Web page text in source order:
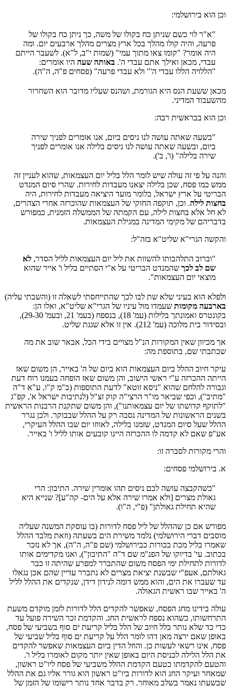
וכן הוא בירושלמי:
"א"ר לוי כשם שניתן כח בקולו של משה, כך ניתן כח בקולו של
פרעה, והיה קולו מהלך בכל ארץ מצרים מהלך ארבעים יום. ומה
היה אומר? "קומו צאו מתוך עמי" (שמות י"ב, ל"א). לשעבר הייתם
עבדי, מכאן ואילך אתם עבדי ה'. באותה שעה היו אומרים:
"הללויה הללו עבדי ה'" ולא עבדי פרעה" (פסחים פ"ה, ה"ה).
מכאן ששעת הנס היא הגורמת, ושהנס שעליו מדובר הוא השחרור
מהשעבוד המדיני.
וכן הוא בבראשית רבה:
"בשעה שאתה עושה לנו ניסים ביום, אנו אומרים לפניך שירה
ביום, ובשעה שאתה עושה לנו ניסים בלילה אנו אומרים לפניך
שירה בלילה" (ו', ב').
והנה על פי זה עולה שיש לומר הלל בליל יום העצמאות, שהוא לעניין זה
ממש כמו פסח, שכן בלילה יצאנו מעבדות לחירות. שהרי סיום המנדט
הבריטי על ארץ ישראל, כלומר מועד היציאה מעבדות לחירות, היה
בחצות לילה. וכן, תוקפה החוקי של העצמאות שהוכרזה אחרי הצהרים,
לא חל אלא בחצות לילה, עם הקמתה של הממשלה הזמנית, כמפורש
בדבריהם של מקימי המדינה במגילת העצמאות.
והקשה הגרי"א שליט"א בזה"ל:
"וברוב התלהבותו להשוות את ליל יום העצמאות לליל הסדר, לא
שם לב לכך שהמנדט הבריטי על א"י הסתיים בליל ו' אייר שהוא
מוצאי יום העצמאות".
ולפלא הוא בעיני שלא שת לבו לכך שהתייחסתי לשאלה זו (והשבתי עליה)
בארבעה מקומות שעמדו מול עיניו של הגרי"א שליט"א, ואלו הן:
בקונטרס ואמונתך בלילות (עמ' 18), בנספח (בעמ' 21, ובעמ' 29-30),
ובסידור בית מלוכה (עמ' 212). אין זו אלא שגגת שליט.
אך מכיוון שאין המקורות הנ"ל מצויים בידי הכל, אבאר שוב את מה
שכתבתי שם, בתוספת מה:
עיקר חיוב ההלל ביום העצמאות הוא ביום של ה' באייר, הן משום שאז
הייתה ההכרזה ע"י ראשי הישוב, והן משום שאז הופחה בעמנו רוח דעת
וגבורה להלחם שהוא "ניסא זוטא" לדעת התוספות (ב"מ ק"ו, ע"א ד"ה
"מתיב"), וכפי שביאר מו"ר הרצי"ה קוק זצ"ל (לנתיבות ישראל א', קפ"ג
"לתוקף קדושתו של יום עצמאותנו"), והן משום שתקנת הרבנות הראשית
בשנים הראשונות של המדינה נסבה רק על ההלל שבבוקר. ולכן נגרר
ההלל שעל סיום המנדט, שזמנו בלילה, לאווזו יום שבו ההלל העיקרי,
אע"פ שאם לא קדמה לו ההכרזה היינו קובעים אותו לליל ו' באייר.
והרי מקורות לסברה זו:
א. בירושלמי פסחים:
"כשהקבצה עושה לכם ניסים תהו אומרין שירה. התיבון: הרי
גאולת מצרים [ולא אמרו שירה אלא על הים- קה"ע]? שנייא היא
שהיא תחילת גאולתן" (פ"י, ה"ו).
מפורש אם כן שההלל של ליל פסח לדורות (בו עוסקת המשנה שעליה
מוסבים דברי הירושלמי) נלמד משירת הים בשעתה (וזאת מלבד ההלל
שאמרו בליל מכת בכורות כבירושלמי (שם פ"ה, ה"ה), אך לא נזכר
בכתוב. עי' בדיוקו של הפנ"מ שם ד"ה "התיבון"), ואנו מקדימים אותו
לדורות לתחילת ימי הפסח משום שהתברר למפרע שהיתה זו כבר
גאולתם, אעפ"י שבשנת יציאת מצרים לא נתברר עדיין שהם אכן נגאלו
עד שעברו את הים, והוא ממש דומה לנידון דידן, שנקדים את ההלל לליל
ה' באייר שבו ראשית הגאולה.
עולה בידינו מחג הפסח, שאפשר להקדים הלל לדורות לזמן מוקדם משעת
התרחשותו, כשהוא נספח לראשית החג. והקדמת זכר השירה פועל עד
כדי כד שלא נותר כלל חיוב של הלל בליל קריעת ים סוף בשביעי של פסח,
באופן שאם ירצה מאן דהו לומר הלל על קריעת ים סוף בליל שביעי של
פסח, אינו רשאי לעשות כן. והוזל הדין ביום העצמאות שאפשר להקדים
את הלל הלילה לכניסת היום באופן שאין יותר מקום לאומרו בליל ו'.
והטעם להקדמתו כטעם הקדמת ההלל משביעי של פסח ליו"ט ראשון,
שמאחר ועיקר החג הוא לדורות ביו"ט ראשון הוא גורר אליו גם את ההלל
שבשעתו נאמר בשלב מאוחר. רק בדבר אחד נותר רישומו של הזמן של